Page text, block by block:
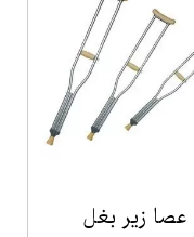
عصا زیر بغل